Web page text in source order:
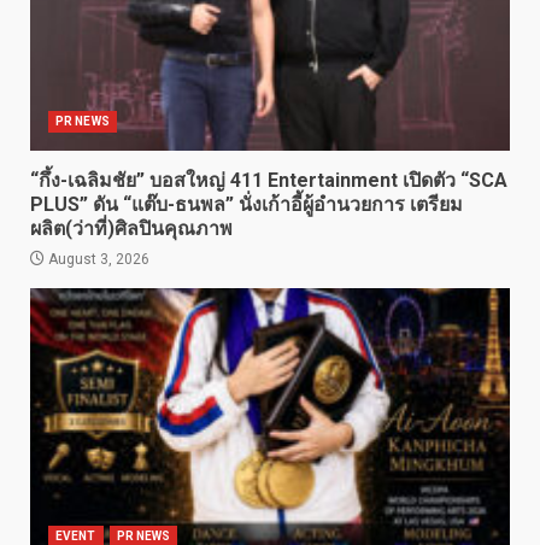
PR NEWS
“กึ้ง-เฉลิมชัย” บอสใหญ่ 411 Entertainment เปิดตัว “SCA
PLUS” ดัน “แต๊บ-ธนพล” นั่งเก้าอี้ผู้อำนวยการ เตรียม
ผลิต(ว่าที่)ศิลปินคุณภาพ
August 3, 2026
EVENT PR NEWS